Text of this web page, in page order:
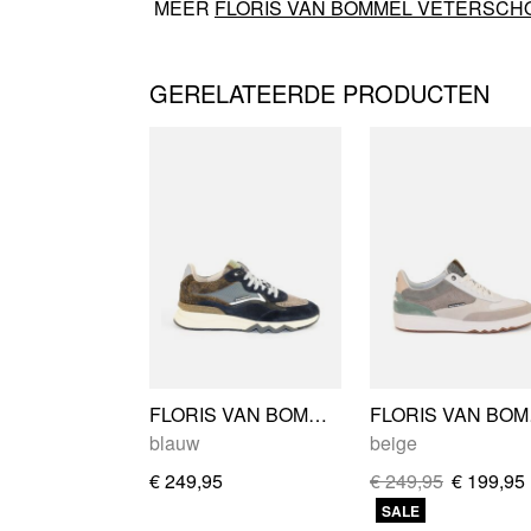
MEER FLORIS VAN BOMMEL
GERELATEERDE PRODUCTEN
FLORIS VAN BOMMEL SFM-10178-41-01
blauw
€ 249,95
beige
€ 249,95 € 199,95
SALE